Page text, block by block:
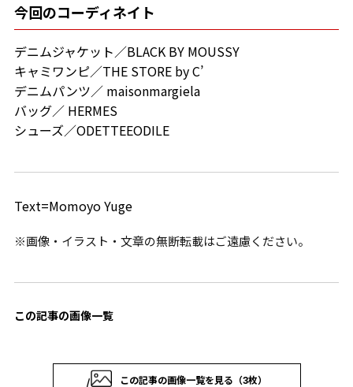
今回のコーディネイト
デニムジャケット／BLACK BY MOUSSY
キャミワンピ／THE STORE by C’
デニムパンツ／ maisonmargiela
バッグ／ HERMES
シューズ／ODETTEEODILE
Text=Momoyo Yuge
※画像・イラスト・文章の無断転載はご遠慮ください。
この記事の画像一覧
この記事の画像一覧を見る（3枚）